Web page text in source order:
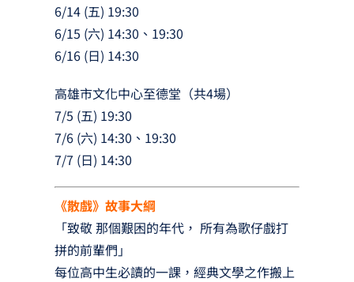
6/14 (五) 19:30
6/15 (六) 14:30、19:30
6/16 (日) 14:30
高雄市文化中心至德堂（共4場）
7/5 (五) 19:30
7/6 (六) 14:30、19:30
7/7 (日) 14:30
《散戲》故事大綱
「致敬 那個艱困的年代， 所有為歌仔戲打
拼的前輩們」
每位高中生必讀的一課，經典文學之作搬上